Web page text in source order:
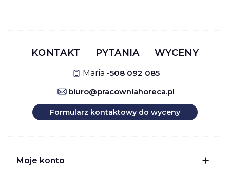
KONTAKT PYTANIA WYCENY
Maria -508 092 085
biuro@pracowniahoreca.pl
Formularz kontaktowy do wyceny
Moje konto